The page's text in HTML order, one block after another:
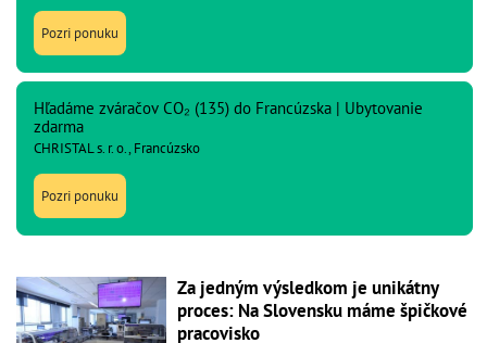
Pozri ponuku
Hľadáme zváračov CO₂ (135) do Francúzska | Ubytovanie
zdarma
CHRISTAL s. r. o., Francúzsko
Pozri ponuku
Za jedným výsledkom je unikátny
proces: Na Slovensku máme špičkové
pracovisko